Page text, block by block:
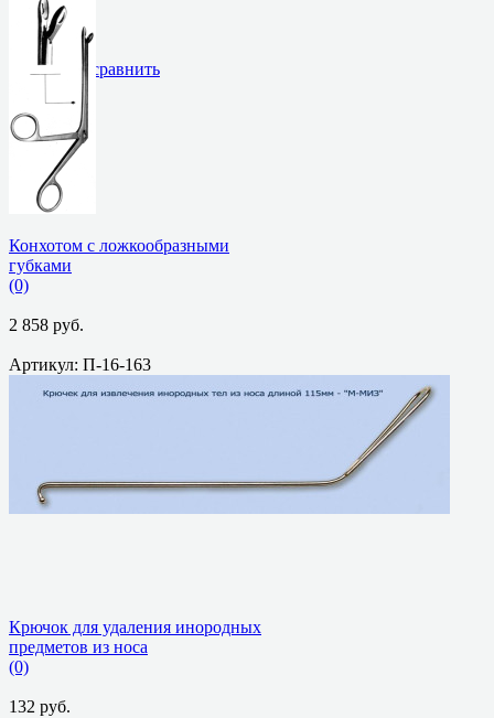
избранное сравнить
Конхотом с ложкообразными
губками
(0)
2 858 руб.
Артикул: П-16-163
Крючок для удаления инородных
предметов из носа
(0)
132 руб.